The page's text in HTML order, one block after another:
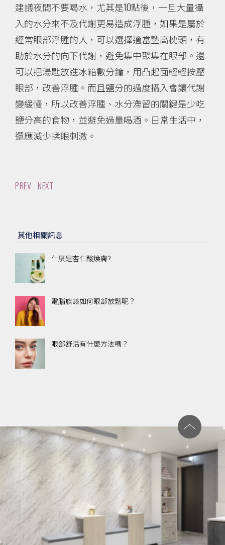
建議夜間不要喝水，尤其是10點後，一旦大量攝
入的水分來不及代謝更易造成浮腫，如果是屬於
經常眼部浮腫的人，可以選擇適當墊高枕頭，有
助於水分的向下代謝，避免集中聚集在眼部。還
可以把湯匙放進冰箱數分鐘，用凸起面輕輕按壓
眼部，改善浮腫。而且鹽分的過度攝入會讓代謝
變緩慢，所以改善浮腫、水分滯留的關鍵是少吃
鹽分高的食物，並避免過量喝酒。日常生活中，
還應減少揉眼刺激。
PREV NEXT
其他相關訊息
什麼是杏仁酸煥膚?
電腦族該如何眼部放鬆呢？
眼部舒活有什麼方法嗎？